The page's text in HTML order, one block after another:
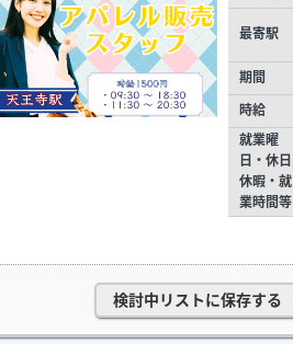
最寄駅
期間
時給
就業曜
日・休日
休暇・就
業時間等
検討中リストに保存する